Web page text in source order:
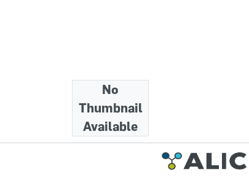
No
Thumbnail
Available
Collections
Informes Técnicos